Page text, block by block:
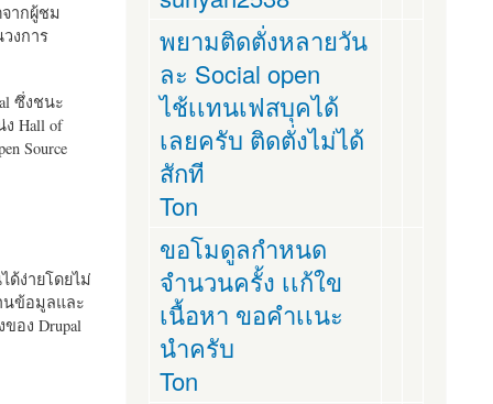
ากผู้ชม
งการ
ซึ่งชนะ
Hall of
Source
ด้ง่ายโดยไม่
นข้อมูลและ
อง Drupal
พยามติดตั่งหลายวัน
ละ Social open
ไช้เเทนเฟสบุคได้
เลยครับ ติดตั่งไม่ได้
สักที
Ton
ขอโมดูลกำหนด
จำนวนครั้ง เเก้ใข
เนื้อหา ขอคำเเนะ
นำครับ
Ton